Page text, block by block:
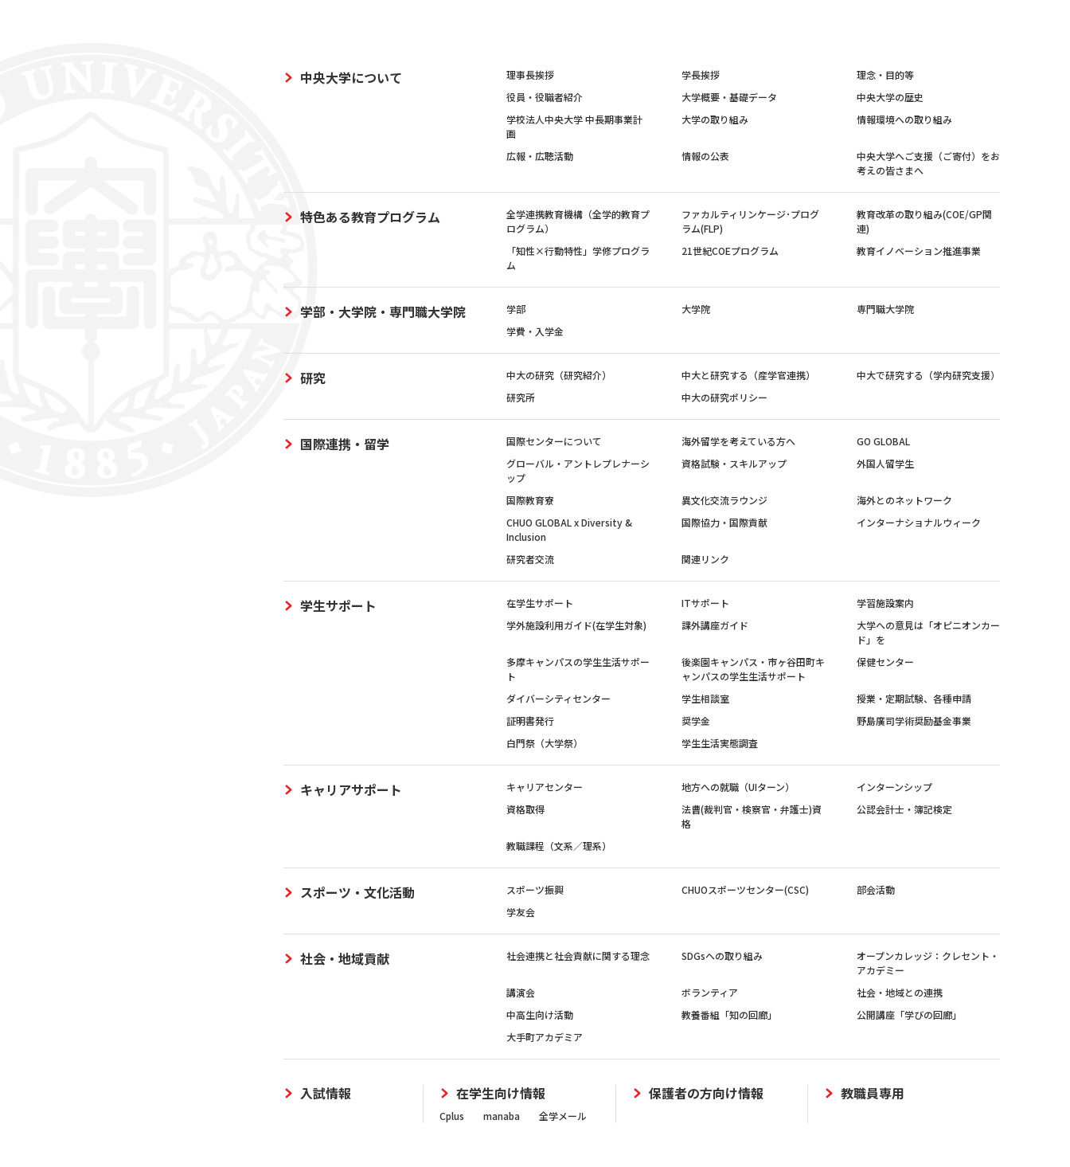
中央大学について 理事長挨拶 学長挨拶
理念・目的等
役員・役職者紹介
大学概要・基礎データ
中央大学の歴史
学校法人中央大学 中長期事業計
画
大学の取り組み 情報環境への取り組み
広報・広聴活動 情報の公表
中央大学へご支援（ご寄付）をお
考えの皆さまへ
特色ある教育プログラム
全学連携教育機構（全学的教育プ
ログラム）
ファカルティリンケージ･プログ
ラム(FLP)
教育改革の取り組み(COE/GP関
連)
「知性×行動特性」学修プログラ
ム
21世紀COEプログラム 教育イノベーション推進事業
学部・大学院・専門職大学院 学部 大学院
専門職大学院
学費・入学金
研究 中大の研究（研究紹介） 中大と研究する（産学官連携）
中大で研究する（学内研究支援）
研究所
中大の研究ポリシー
国際連携・留学 国際センターについて 海外留学を考えている方へ
GO GLOBAL
グローバル・アントレプレナーシ
ップ
資格試験・スキルアップ 外国人留学生
国際教育寮 異文化交流ラウンジ
海外とのネットワーク
CHUO GLOBAL x Diversity &
Inclusion
国際協力・国際貢献 インターナショナルウィーク
研究者交流 関連リンク
学生サポート 在学生サポート ITサポート
学習施設案内
学外施設利用ガイド(在学生対象)
課外講座ガイド
大学への意見は「オピニオンカー
ド」を
多摩キャンパスの学生生活サポー
ト
後楽園キャンパス・市ヶ谷田町キ
ャンパスの学生生活サポート
保健センター
ダイバーシティセンター 学生相談室
授業・定期試験、各種申請
証明書発行
奨学金
野島廣司学術奨励基金事業
白門祭（大学祭）
学生生活実態調査
キャリアサポート キャリアセンター 地方への就職（UIターン）
インターンシップ
資格取得
法曹(裁判官・検察官・弁護士)資
格
公認会計士・簿記検定
教職課程（文系／理系）
スポーツ・文化活動 スポーツ振興 CHUOスポーツセンター(CSC)
部会活動
学友会
社会・地域貢献 社会連携と社会貢献に関する理念 SDGsへの取り組み
オープンカレッジ：クレセント・
アカデミー
講演会
ボランティア
社会・地域との連携
中高生向け活動
教養番組「知の回廊」
公開講座「学びの回廊」
大手町アカデミア
入試情報 在学生向け情報
Cplus manaba 全学メール
保護者の方向け情報 教職員専用